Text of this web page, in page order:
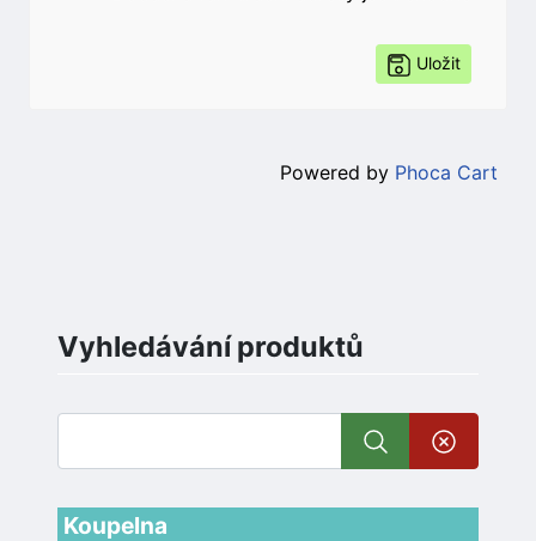
Vyhledávání produktů
Koupelna
Uložit
Powered by Phoca Cart